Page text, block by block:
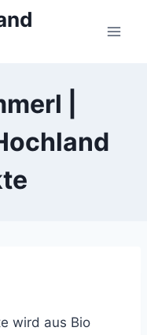
|
wird aus Bio